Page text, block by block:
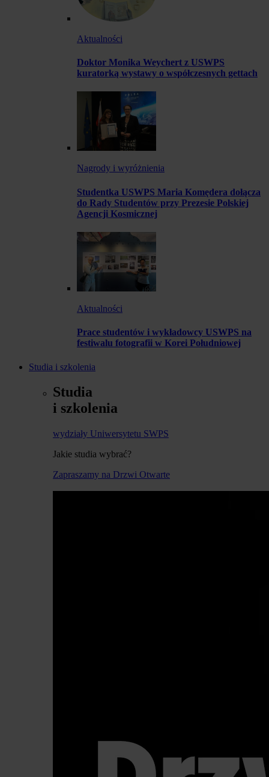
Aktualności
Doktor Monika Weychert z USWPS
kuratorką wystawy o współczesnych gettach
Nagrody i wyróżnienia
Studentka USWPS Maria Komędera dołącza
do Rady Studentów przy Prezesie Polskiej
Agencji Kosmicznej
Aktualności
Prace studentów i wykładowcy USWPS na
festiwalu fotografii w Korei Południowej
Studia i szkolenia
Studia
i szkolenia
wydziały Uniwersytetu SWPS
Jakie studia wybrać?
Zapraszamy na Drzwi Otwarte